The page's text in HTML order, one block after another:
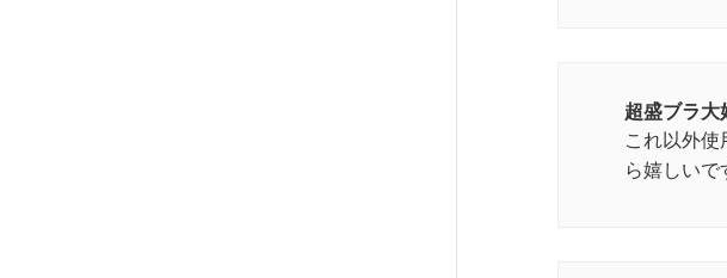
超盛ブラ大
これ以外使
ら嬉しいで